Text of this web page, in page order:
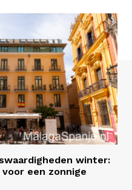
winter:
een zonnige